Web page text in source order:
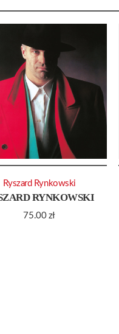
RYNKOWSKI
75.00 zł
Ryszard Rynkowski